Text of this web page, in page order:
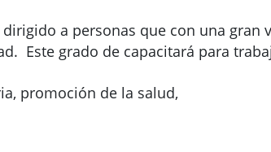
dirigido a personas que con una gran
Este grado de capacitará para
promoción de la salud,